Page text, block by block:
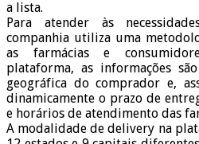
a lista.
Para atender às
companhia utiliza uma
as farmácias e
plataforma, as informações
geográfica do comprador e,
dinamicamente o prazo de
e horários de atendimento das
A modalidade de delivery na